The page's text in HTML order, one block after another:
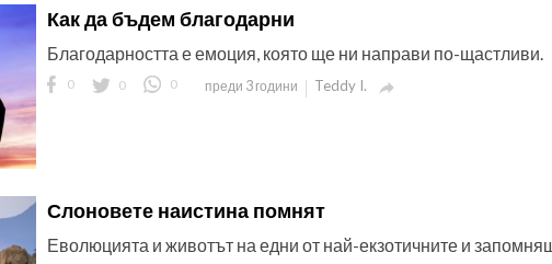
Как да бъдем благодарни
Благодарността е емоция, която ще ни направи по-щастливи.
0 0 0 преди 3 години Teddy I. 
Слоновете наистина помнят
Еволюцията и животът на едни от най-екзотичните и